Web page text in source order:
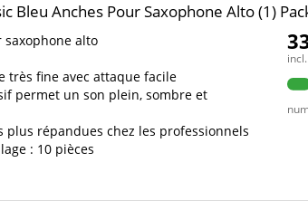
Bleu Anches Pour Saxophone Alto (1)
saxophone alto
très fine avec attaque facile
permet un son plein, sombre et
plus répandues chez les professionnels
: 10 pièces